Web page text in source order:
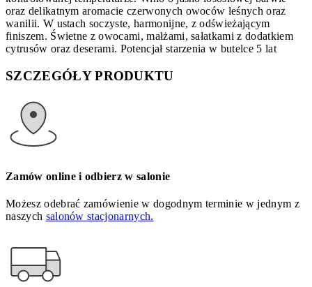
oraz delikatnym aromacie czerwonych owoców leśnych oraz
wanilii. W ustach soczyste, harmonijne, z odświeżającym
finiszem. Świetne z owocami, małżami, sałatkami z dodatkiem
cytrusów oraz deserami. Potencjał starzenia w butelce 5 lat
SZCZEGÓŁY PRODUKTU
Zamów online i odbierz w salonie
Możesz odebrać zamówienie w dogodnym terminie w jednym z
naszych salonów stacjonarnych.